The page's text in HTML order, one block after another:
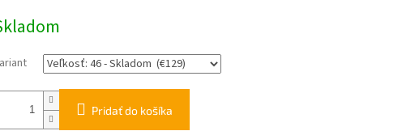
Pridať do košíka